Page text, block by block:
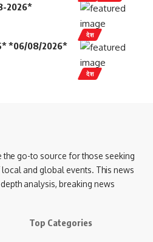
देश
2026*
देश
*06/08/2026*
the go-to source for those seeking
and global events. This news
analysis, breaking news
Top Categories